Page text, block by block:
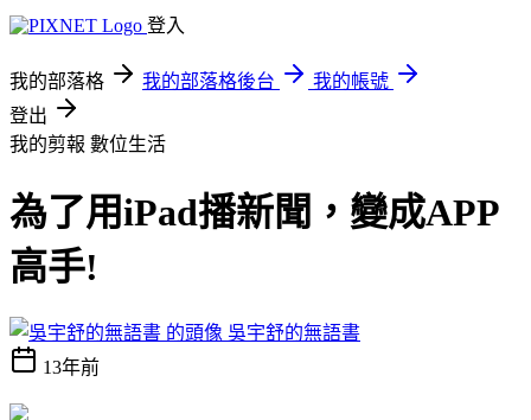
登入
我的部落格 我的部落格後台
我的帳號
登出
我的剪報 數位生活
為了用iPad播新聞，變成APP
高手!
吳宇舒的無語書
13年前